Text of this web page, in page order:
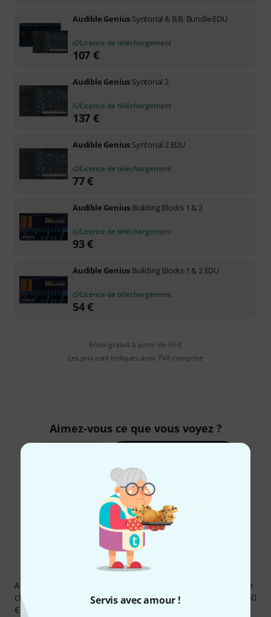
Servis avec amour !
Audible Genius Syntorial & B.B. Bundle EDU
Licence de téléchargement
107 €
Audible Genius Syntorial 2
Licence de téléchargement
137 €
Audible Genius Syntorial 2 EDU
Licence de téléchargement
77€
Audible Genius Building Blocks 1 & 2
Licence de téléchargement
93€
Audible Genius Building Blocks 1 & 2 EDU
Licence de téléchargement
54€
Envoi gratuit à partir de 69 €
Les prix sont indiqués avec TVA comprise
Aimez-vous ce que vous voyez ?
Newsletters Thomann
Abonnez-vous à la newsletter Thomann et, avec un peu de
chance, gagnez l'un des 50 bons d'achat d'une valeur de 50
€ chacun!